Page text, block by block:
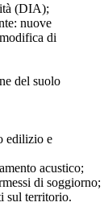
(DIA);
nuove
di
del suolo
edilizio e
acustico;
di soggiorno;
sul territorio.